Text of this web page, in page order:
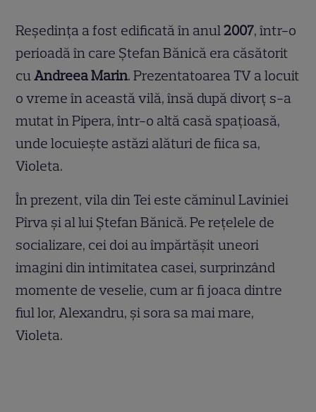
Reședința a fost edificată în anul 2007, într-o
perioadă în care Ștefan Bănică era căsătorit
cuAndreea Marin. Prezentatoarea TV a locuit
o vreme în această vilă, însă după divorț s-a
mutat în Pipera, într-o altă casă spațioasă,
unde locuiește astăzi alături de fiica sa,
Violeta.
În prezent, vila din Tei este căminul Laviniei
Pîrva și al lui Ștefan Bănică. Pe rețelele de
socializare, cei doi au împărtășit uneori
imagini din intimitatea casei, surprinzând
momente de veselie, cum ar fi joaca dintre
fiul lor, Alexandru, și sora sa mai mare,
Violeta.